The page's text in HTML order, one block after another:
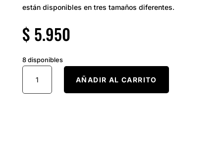
están disponibles en tres tamaños diferentes.
$ 5.950
8 disponibles
EnsayoVidrio
AÑADIR AL CARRITO